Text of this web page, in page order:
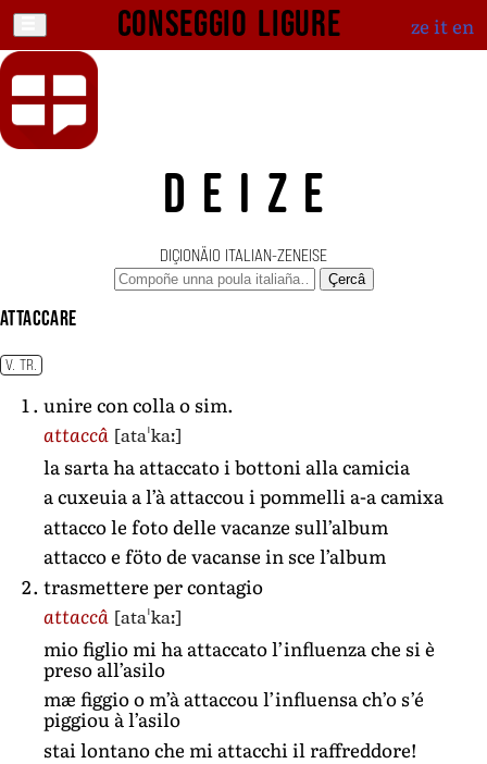
Conseggio ligure ze iten
DEIZE
DIÇIONÄIO ITALIAN-ZENEISE
Çercâ
attaccare
V. TR.
unire con colla o sim.
attaccâ [ataˈkaː]
la sarta ha attaccato i bottoni alla camicia
a cuxeuia a l’à attaccou i pommelli a-a camixa
attacco le foto delle vacanze sull’album
attacco e föto de vacanse in sce l’album
trasmettere per contagio
attaccâ [ataˈkaː]
mio figlio mi ha attaccato l’influenza che si è
preso all’asilo
mæ figgio o m’à attaccou l’influensa ch’o s’é
piggiou à l’asilo
stai lontano che mi attacchi il raffreddore!